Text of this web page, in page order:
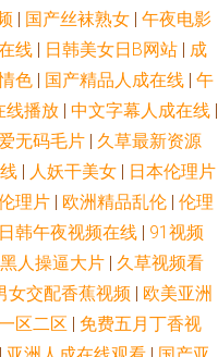
| 国产丝袜熟女 | 午夜电影
线 | 日韩美女日B网站 | 成
色 | 国产精品人成在线 | 午
线播放 | 中文字幕人成在线 |
无码毛片 | 久草最新资源
| 人妖干美女 | 日本伦理片
理片 | 欧洲精品乱伦 | 伦理
日韩午夜视频在线 | 91视频
黑人操逼大片 | 久草视频看
女交配香蕉视频 | 欧美亚洲
区二区 | 免费五月丁香视